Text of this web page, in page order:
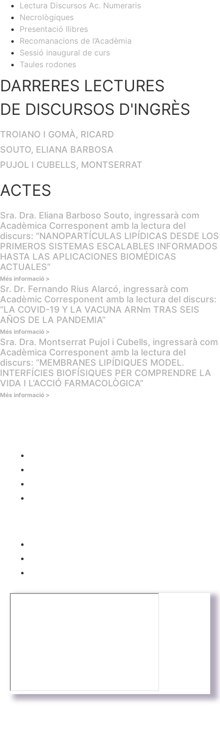
Lectura Discursos Ac. Numeraris
Necrològiques
Presentació llibres
Recomanacions de l’Acadèmia
Sessió inaugural de curs
Taules rodones
DARRERES LECTURES
DE DISCURSOS D'INGRÈS
TROIANO I GOMÀ, RICARD
SOUTO, ELIANA BARBOSA
PUJOL I CUBELLS, MONTSERRAT
ACTES
Sra. Dra. Eliana Barboso Souto, ingressarà com
Acadèmica Corresponent amb la lectura del
discurs: “NANOPARTÍCULAS LIPÍDICAS DESDE LOS
PRIMEROS SISTEMAS ESCALABLES INFORMADOS
HASTA LAS APLICACIONES BIOMÉDICAS
ACTUALES”
Més informació >
Sr. Dr. Fernando Rius Alarcó, ingressarà com
Acadèmic Corresponent amb la lectura del discurs:
“LA COVID-19 Y LA VACUNA ARNm TRAS SEIS
AÑOS DE LA PANDEMIA”
Més informació >
Sra. Dra. Montserrat Pujol i Cubells, ingressarà com
Acadèmica Corresponent amb la lectura del
discurs: “MEMBRANES LIPÍDIQUES MODEL.
INTERFÍCIES BIOFÍSIQUES PER COMPRENDRE LA
VIDA I L’ACCIÓ FARMACOLÒGICA”
Més informació >